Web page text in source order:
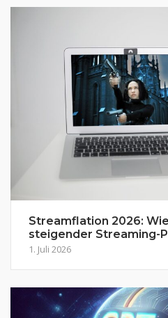
Streamflation 2026:
steigender Streaming-
1. Juli 2026